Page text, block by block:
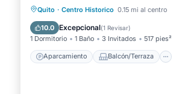
Quito · Centro Historico 0.15 mi al centro
10.0 Excepcional(1 Revisar)
1 Dormitorio 1 Baño 3 Invitados 517 pies²
Aparcamiento Balcón/Terraza
Aparcamiento
Balcón/Terraza
Cocina
Internet